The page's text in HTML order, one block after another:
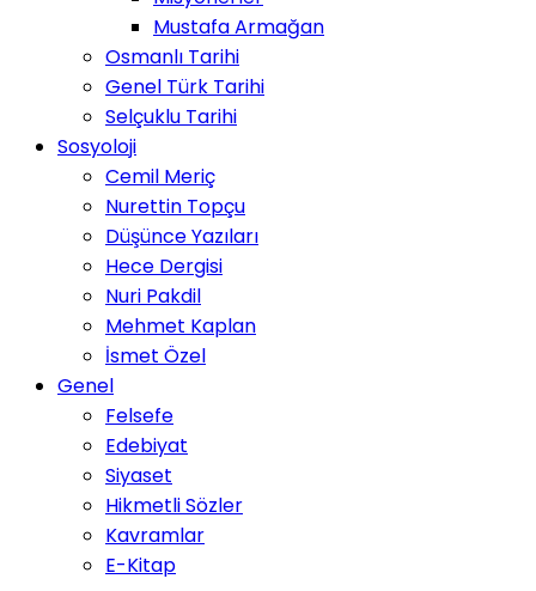
Mustafa Armağan
Osmanlı Tarihi
Genel Türk Tarihi
Selçuklu Tarihi
Sosyoloji
Cemil Meriç
Nurettin Topçu
Düşünce Yazıları
Hece Dergisi
Nuri Pakdil
Mehmet Kaplan
İsmet Özel
Genel
Felsefe
Edebiyat
Siyaset
Hikmetli Sözler
Kavramlar
E-Kitap